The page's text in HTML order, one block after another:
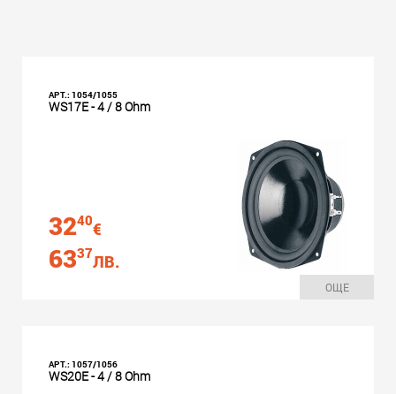
АРТ.: 1054/1055
WS17E - 4 / 8 Ohm
3240€
6337ЛВ.
ОЩЕ
АРТ.: 1057/1056
WS20E - 4 / 8 Ohm